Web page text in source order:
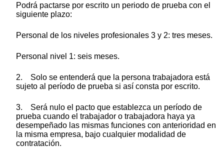
Podrá pactarse por escrito un periodo de prueba con el
siguiente plazo:
Personal de los niveles profesionales 3 y 2: tres meses.
Personal nivel 1: seis meses.
2. Solo se entenderá que la persona trabajadora está
sujeto al período de prueba si así consta por escrito.
3. Será nulo el pacto que establezca un período de
prueba cuando el trabajador o trabajadora haya ya
desempeñado las mismas funciones con anterioridad en
la misma empresa, bajo cualquier modalidad de
contratación.